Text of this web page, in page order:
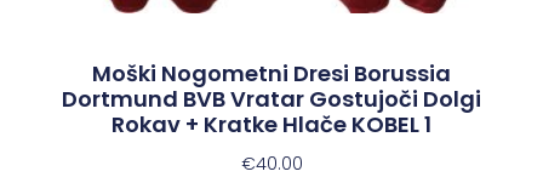
Moški Nogometni Dresi Borussia
Dortmund BVB Vratar Gostujoči Dolgi
Rokav + Kratke Hlače KOBEL 1
€40.00